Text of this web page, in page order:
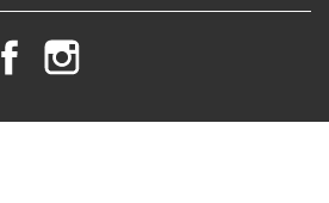
Facebook